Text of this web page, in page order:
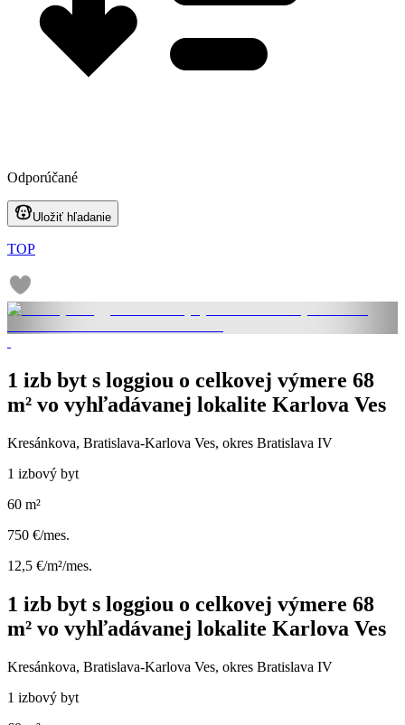
Odporúčané
Uložiť hľadanie
TOP
1 izb byt s loggiou o celkovej výmere 68
m² vo vyhľadávanej lokalite Karlova Ves
Kresánkova, Bratislava-Karlova Ves, okres Bratislava IV
1 izbový byt
60 m²
750 €/mes.
12,5 €/m²/mes.
1 izb byt s loggiou o celkovej výmere 68
m² vo vyhľadávanej lokalite Karlova Ves
Kresánkova, Bratislava-Karlova Ves, okres Bratislava IV
1 izbový byt